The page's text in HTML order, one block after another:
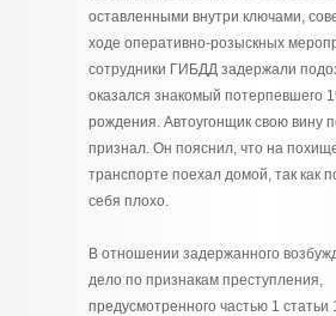
оставленными внутри ключами,
ходе оперативно-розыскных
сотрудники ГИБДД задержали
оказался знакомый потерпевшего
рождения. Автоугонщик свою вину
признал. Он пояснил, что на
транспорте поехал домой, так как
себя плохо.
В отношении задержанного
дело по признакам преступления,
предусмотренного частью 1 статьи